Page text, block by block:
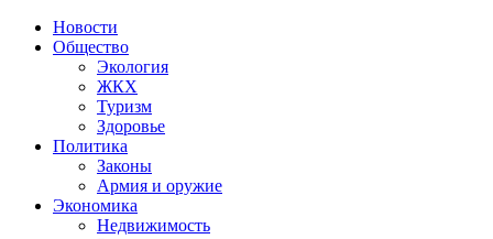
Новости
Общество
Экология
ЖКХ
Туризм
Здоровье
Политика
Законы
Армия и оружие
Экономика
Недвижимость